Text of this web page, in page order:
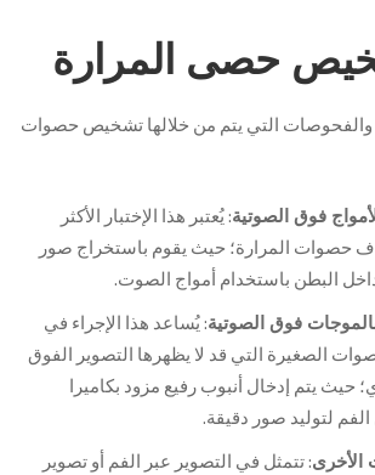
حصى المرارة
والفحوصات التي يتم من خلالها تشخيص حصوات
فوق الصوتية: يُعتبر هذا الإختبار الأكثر
حصوات المرارة؛ حيث يقوم باستخراج صور
البطن باستخدام أمواج الصوت.
فوق الصوتية: يُساعد هذا الإجراء في
الصغيرة التي قد لا يظهرها التصوير الفوق
حيث يتم إدخال أنبوب رفيع مزود بكاميرا
لتوليد صور دقيقة.
: تتمثل في التصوير عبر الفم أو تصوير